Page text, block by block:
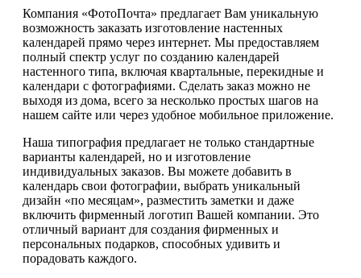
Компания «ФотоПочта» предлагает Вам уникальную
возможность заказать изготовление настенных
календарей прямо через интернет. Мы предоставляем
полный спектр услуг по созданию календарей
настенного типа, включая квартальные, перекидные и
календари с фотографиями. Сделать заказ можно не
выходя из дома, всего за несколько простых шагов на
нашем сайте или через удобное мобильное приложение.
Наша типография предлагает не только стандартные
варианты календарей, но и изготовление
индивидуальных заказов. Вы можете добавить в
календарь свои фотографии, выбрать уникальный
дизайн «по месяцам», разместить заметки и даже
включить фирменный логотип Вашей компании. Это
отличный вариант для создания фирменных и
персональных подарков, способных удивить и
порадовать каждого.